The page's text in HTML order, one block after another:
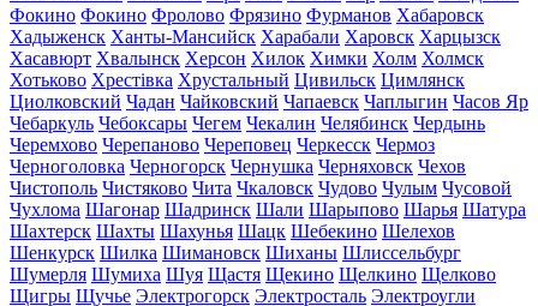
Фокино Фокино Фролово Фрязино Фурманов Хабаровск
Хадыженск Ханты-Мансийск Харабали Харовск Харцызск
Хасавюрт Хвалынск Херсон Хилок Химки Холм Холмск
Хотьково Хрестівка Хрустальный Цивильск Цимлянск
Циолковский Чадан Чайковский Чапаевск Чаплыгин Часов Яр
Чебаркуль Чебоксары Чегем Чекалин Челябинск Чердынь
Черемхово Черепаново Череповец Черкесск Чермоз
Черноголовка Черногорск Чернушка Черняховск Чехов
Чистополь Чистяково Чита Чкаловск Чудово Чулым Чусовой
Чухлома Шагонар Шадринск Шали Шарыпово Шарья Шатура
Шахтерск Шахты Шахунья Шацк Шебекино Шелехов
Шенкурск Шилка Шимановск Шиханы Шлиссельбург
Шумерля Шумиха Шуя Щастя Щекино Щелкино Щелково
Щигры Щучье Электрогорск Электросталь Электроугли